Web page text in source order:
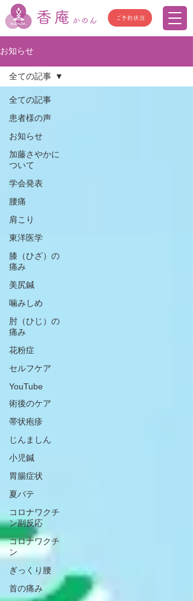
香庵 かのん ご予約状況
お知らせ
全ての記事
患者様の声
お知らせ
加藤さやかに
ついて
学会発表
腰痛
肩こり
東洋医学
膝（ひざ）の
痛み
美尻鍼
噛みしめ
肘（ひじ）の
痛み
花粉症
セルフケア
YouTube
術後のケア
帯状疱疹
じんましん
小児鍼
胃腸症状
夏バテ
コロナワクチ
ン副反応
コロナワクチ
ン
ぎっくり腰
首の痛み
全ての記事